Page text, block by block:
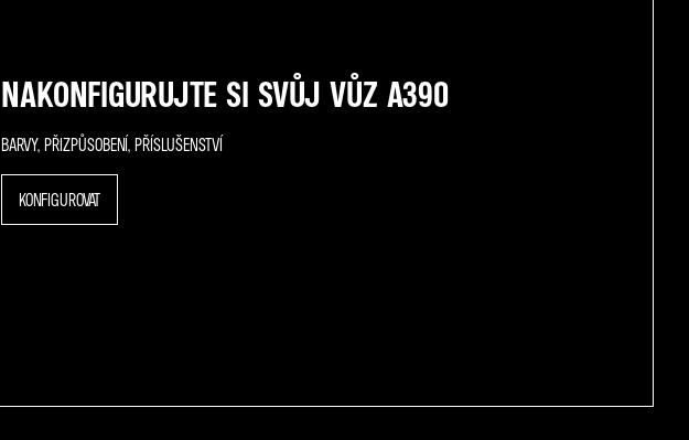
NAKONFIGURUJTE SI SVŮJ VŮZ A390
BARVY, PŘIZPŮSOBENÍ, PŘÍSLUŠENSTVÍ
KONFIGUROVAT